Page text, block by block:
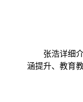
张浩详细
涵提升、教育